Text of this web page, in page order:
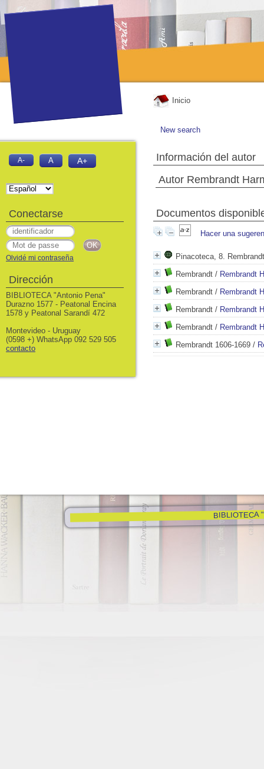
Inicio
New search
Información del autor
Autor Rembrandt
Documentos
Hacer una
Pinacoteca, 8. Rembrandt
Rembrandt / Rembrandt
Rembrandt / Rembrandt
Rembrandt / Rembrandt
Rembrandt / Rembrandt
Rembrandt 1606-1669 /
BIBLIOTECA
A- A A+
Conectarse
Olvidé mi contraseña
Dirección
BIBLIOTECA "Antonio Pena"
Durazno 1577 - Peatonal Encina
1578 y Peatonal Sarandí 472
Montevideo - Uruguay
(0598 +) WhatsApp 092 529 505
contacto